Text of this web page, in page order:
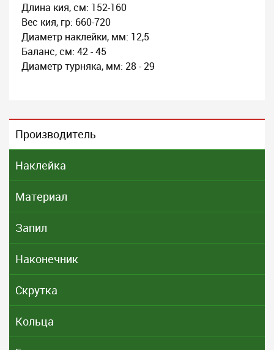
Длина кия, см: 152-160
Вес кия, гр: 660-720
Диаметр наклейки, мм: 12,5
Баланс, см: 42 - 45
Диаметр турняка, мм: 28 - 29
Производитель
Наклейка
Материал
Запил
Наконечник
Скрутка
Кольца